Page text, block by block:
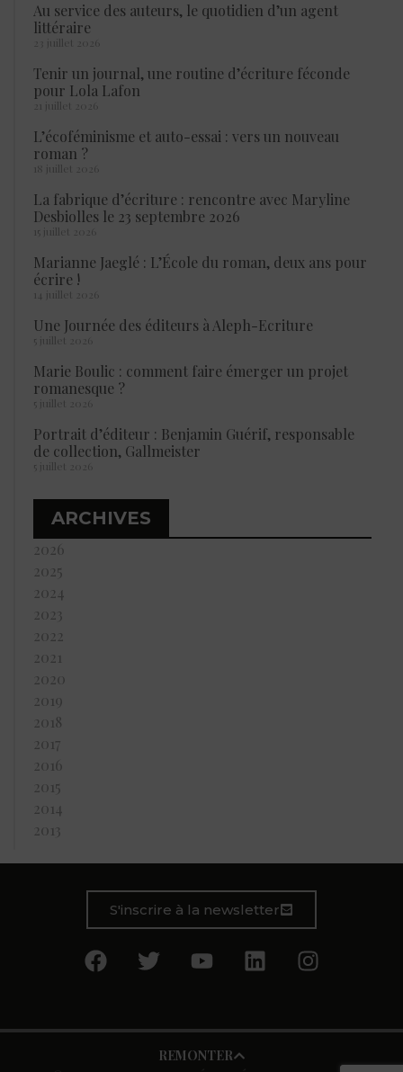
Au service des auteurs, le quotidien d’un agent
littéraire
23 juillet 2026
Tenir un journal, une routine d’écriture féconde
pour Lola Lafon
21 juillet 2026
L’écoféminisme et auto-essai : vers un nouveau
roman ?
18 juillet 2026
La fabrique d’écriture : rencontre avec Maryline
Desbiolles le 23 septembre 2026
15 juillet 2026
Marianne Jaeglé : L’École du roman, deux ans pour
écrire !
14 juillet 2026
Une Journée des éditeurs à Aleph-Ecriture
5 juillet 2026
Marie Boulic : comment faire émerger un projet
romanesque ?
5 juillet 2026
Portrait d’éditeur : Benjamin Guérif, responsable
de collection, Gallmeister
5 juillet 2026
ARCHIVES
2026
2025
2024
2023
2022
2021
2020
2019
2018
2017
2016
2015
2014
2013
S'inscrire à la newsletter
REMONTER